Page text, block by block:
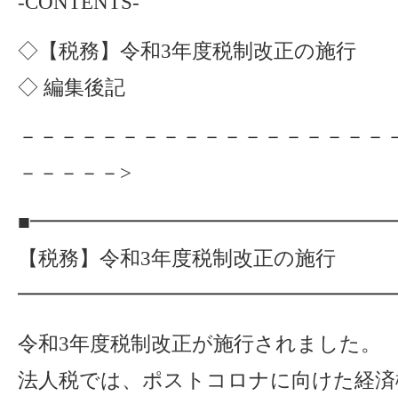
◇【税務】令和3年度税制改正の施行
◇ 編集後記
－－－－－－－－－－－－－－－－－－
－－－－－>
【税務】令和3年度税制改正の施行
令和3年度税制改正が施行されました。
法人税では、ポストコロナに向けた経